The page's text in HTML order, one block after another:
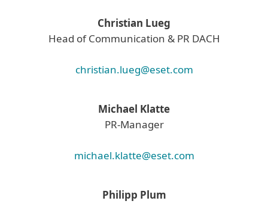
Christian Lueg
Head of Communication & PR DACH
christian.lueg@eset.com
Michael Klatte
PR-Manager
michael.klatte@eset.com
Philipp Plum